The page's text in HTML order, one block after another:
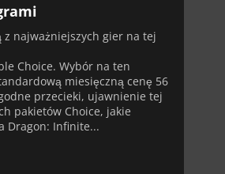
najważniejszych gier na tej
Choice. Wybór na ten
miesięczną cenę 56
przecieki, ujawnienie tej
pakietów Choice, jakie
Dragon: Infinite...